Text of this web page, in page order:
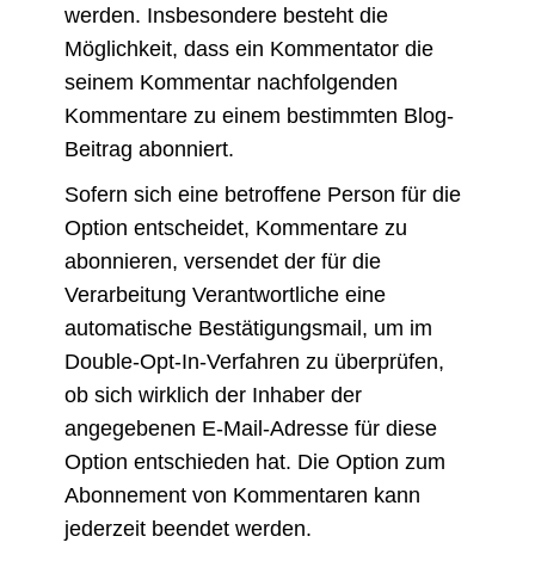
werden. Insbesondere besteht die
Möglichkeit, dass ein Kommentator die
seinem Kommentar nachfolgenden
Kommentare zu einem bestimmten Blog-
Beitrag abonniert.
Sofern sich eine betroffene Person für die
Option entscheidet, Kommentare zu
abonnieren, versendet der für die
Verarbeitung Verantwortliche eine
automatische Bestätigungsmail, um im
Double-Opt-In-Verfahren zu überprüfen,
ob sich wirklich der Inhaber der
angegebenen E-Mail-Adresse für diese
Option entschieden hat. Die Option zum
Abonnement von Kommentaren kann
jederzeit beendet werden.